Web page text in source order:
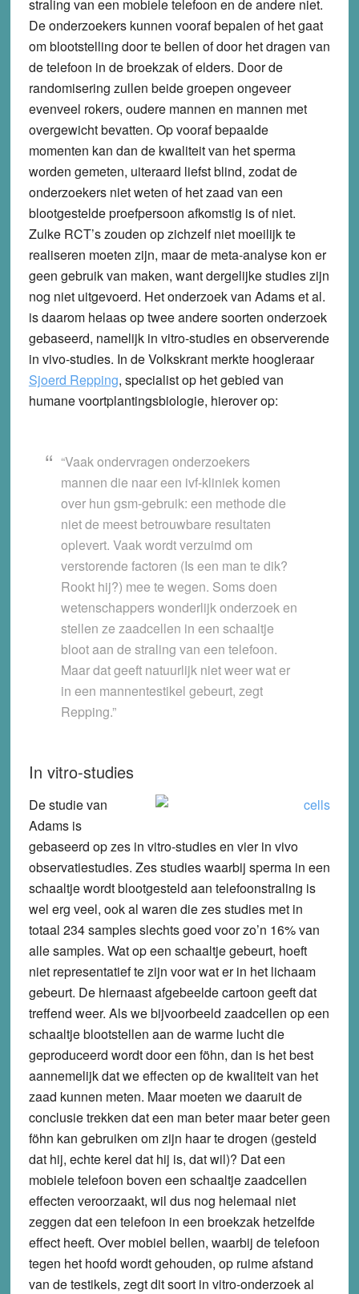
straling van een mobiele telefoon en de andere niet.
De onderzoekers kunnen vooraf bepalen of het gaat
om blootstelling door te bellen of door het dragen van
de telefoon in de broekzak of elders. Door de
randomisering zullen beide groepen ongeveer
evenveel rokers, oudere mannen en mannen met
overgewicht bevatten. Op vooraf bepaalde
momenten kan dan de kwaliteit van het sperma
worden gemeten, uiteraard liefst blind, zodat de
onderzoekers niet weten of het zaad van een
blootgestelde proefpersoon afkomstig is of niet.
Zulke RCT’s zouden op zichzelf niet moeilijk te
realiseren moeten zijn, maar de meta-analyse kon er
geen gebruik van maken, want dergelijke studies zijn
nog niet uitgevoerd. Het onderzoek van Adams et al.
is daarom helaas op twee andere soorten onderzoek
gebaseerd, namelijk in vitro-studies en observerende
in vivo-studies. In de Volkskrant merkte hoogleraar
Sjoerd Repping, specialist op het gebied van
humane voortplantingsbiologie, hierover op:
“Vaak ondervragen onderzoekers
mannen die naar een ivf-kliniek komen
over hun gsm-gebruik: een methode die
niet de meest betrouwbare resultaten
oplevert. Vaak wordt verzuimd om
verstorende factoren (Is een man te dik?
Rookt hij?) mee te wegen. Soms doen
wetenschappers wonderlijk onderzoek en
stellen ze zaadcellen in een schaaltje
bloot aan de straling van een telefoon.
Maar dat geeft natuurlijk niet weer wat er
in een mannentestikel gebeurt, zegt
Repping.”
In vitro-studies
De studie van
Adams is
gebaseerd op zes in vitro-studies en vier in vivo
observatiestudies. Zes studies waarbij sperma in een
schaaltje wordt blootgesteld aan telefoonstraling is
wel erg veel, ook al waren die zes studies met in
totaal 234 samples slechts goed voor zo’n 16% van
alle samples. Wat op een schaaltje gebeurt, hoeft
niet representatief te zijn voor wat er in het lichaam
gebeurt. De hiernaast afgebeelde cartoon geeft dat
treffend weer. Als we bijvoorbeeld zaadcellen op een
schaaltje blootstellen aan de warme lucht die
geproduceerd wordt door een föhn, dan is het best
aannemelijk dat we effecten op de kwaliteit van het
zaad kunnen meten. Maar moeten we daaruit de
conclusie trekken dat een man beter maar beter geen
föhn kan gebruiken om zijn haar te drogen (gesteld
dat hij, echte kerel dat hij is, dat wil)? Dat een
mobiele telefoon boven een schaaltje zaadcellen
effecten veroorzaakt, wil dus nog helemaal niet
zeggen dat een telefoon in een broekzak hetzelfde
effect heeft. Over mobiel bellen, waarbij de telefoon
tegen het hoofd wordt gehouden, op ruime afstand
van de testikels, zegt dit soort in vitro-onderzoek al